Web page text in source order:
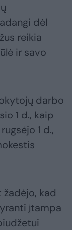
dėl
reikia
ir savo
darbo
1 d., kaip
1 d.,
žadėjo, kad
įtampa